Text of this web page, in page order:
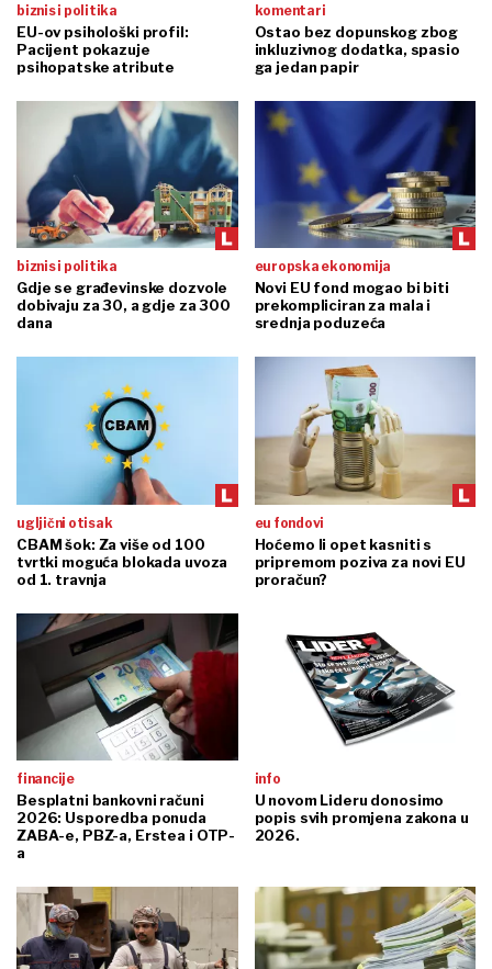
biznis i politika
EU-ov psihološki profil:
Pacijent pokazuje
psihopatske atribute
komentari
Ostao bez dopunskog zbog
inkluzivnog dodatka, spasio
ga jedan papir
biznis i politika
Gdje se građevinske dozvole
dobivaju za 30, a gdje za 300
dana
europska ekonomija
Novi EU fond mogao bi biti
prekompliciran za mala i
srednja poduzeća
ugljični otisak
CBAM šok: Za više od 100
tvrtki moguća blokada uvoza
od 1. travnja
eu fondovi
Hoćemo li opet kasniti s
pripremom poziva za novi EU
proračun?
financije
Besplatni bankovni računi
2026: Usporedba ponuda
ZABA-e, PBZ-a, Erstea i OTP-
a
info
U novom Lideru donosimo
popis svih promjena zakona u
2026.